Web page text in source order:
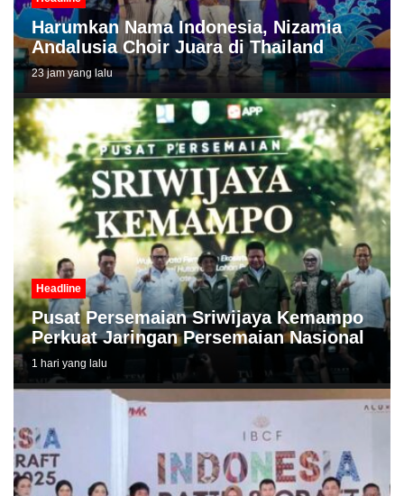
Harumkan Nama Indonesia, Nizamia
Andalusia Choir Juara di Thailand
23 jam yang lalu
Headline
Pusat Persemaian Sriwijaya Kemampo
Perkuat Jaringan Persemaian Nasional
1 hari yang lalu